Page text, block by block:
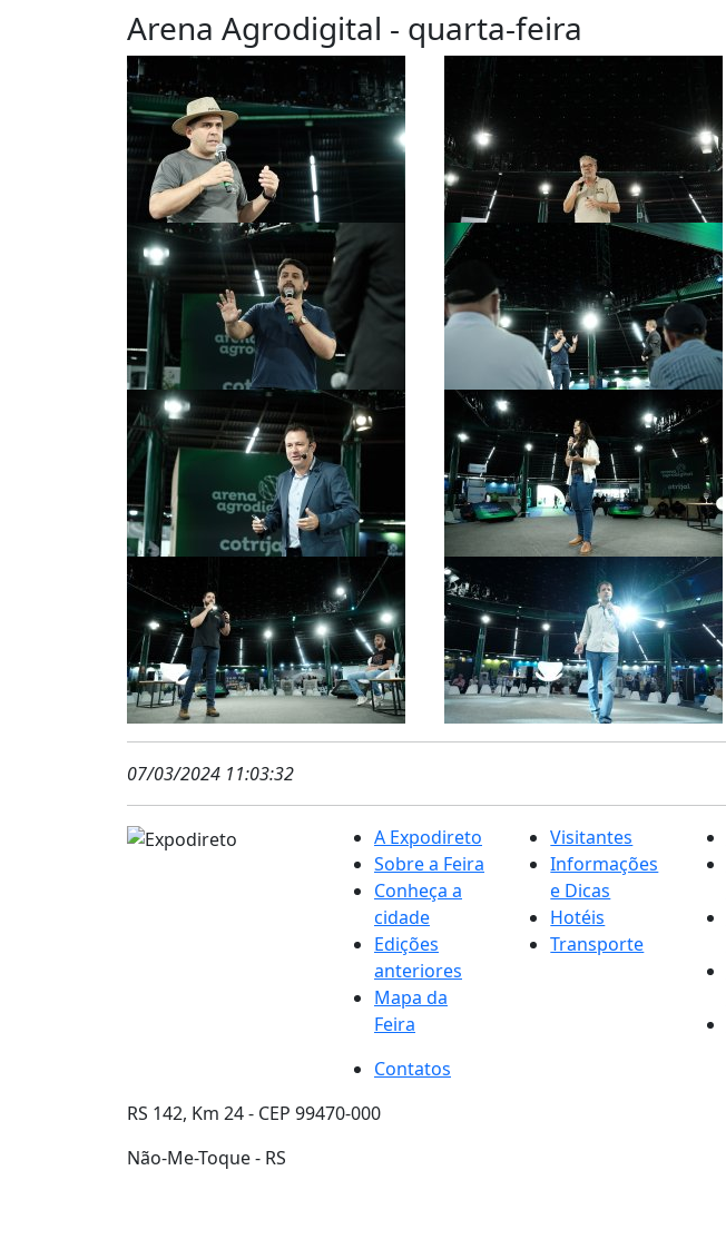
Arena Agrodigital - quarta-feira
07/03/2024 11:03:32
A Expodireto
Sobre a Feira
Conheça a
cidade
Edições
anteriores
Mapa da
Feira
Visitantes
Informações
e Dicas
Hotéis
Transporte
Contatos
RS 142, Km 24 - CEP 99470-000
Não-Me-Toque - RS